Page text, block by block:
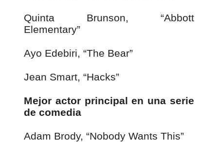
Quinta Brunson, “Abbott
Elementary”
Ayo Edebiri, “The Bear”
Jean Smart, “Hacks”
Mejor actor principal en una serie
de comedia
Adam Brody, “Nobody Wants This”